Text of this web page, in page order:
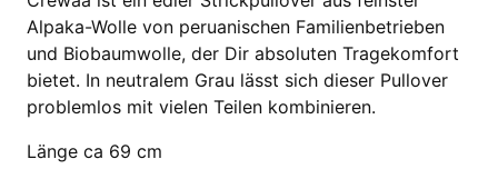
Alpaka-Wolle von peruanischen Familienbetrieben
und Biobaumwolle, der Dir absoluten Tragekomfort
bietet. In neutralem Grau lässt sich dieser Pullover
problemlos mit vielen Teilen kombinieren.
Länge ca 69 cm